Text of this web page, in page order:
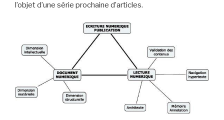
l’objet d’une série prochaine d’articles.